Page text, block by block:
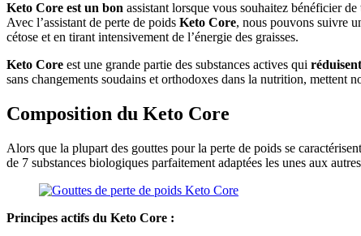
Keto Core est un bon assistant lorsque vous souhaitez bénéficier
Avec l’assistant de perte de poids Keto Core, nous pouvons suivre
cétose et en tirant intensivement de l’énergie des graisses.
Keto Core est une grande partie des substances actives qui
sans changements soudains et orthodoxes dans la nutrition, mettent
Composition du Keto Core
Alors que la plupart des gouttes pour la perte de poids se
de 7 substances biologiques parfaitement adaptées les unes aux
Principes actifs du Keto Core :